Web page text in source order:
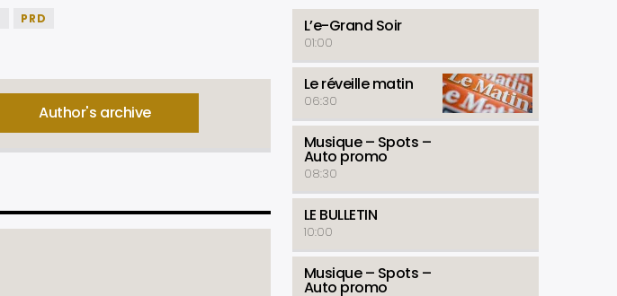
PRD
Author's archive
L’e-Grand Soir
01:00
Le réveille matin
06:30
Musique – Spots –
Auto promo
08:30
LE BULLETIN
10:00
Musique – Spots –
Auto promo